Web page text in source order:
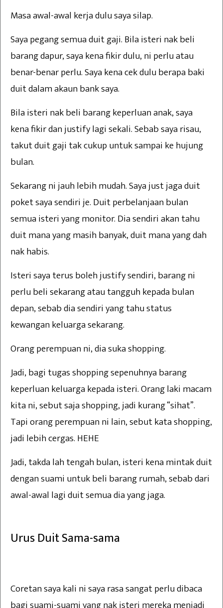
Masa awal-awal kerja dulu saya silap.
Saya pegang semua duit gaji. Bila isteri nak beli
barang dapur, saya kena fikir dulu, ni perlu atau
benar-benar perlu. Saya kena cek dulu berapa baki
duit dalam akaun bank saya.
Bila isteri nak beli barang keperluan anak, saya
kena fikir dan justify lagi sekali. Sebab saya risau,
takut duit gaji tak cukup untuk sampai ke hujung
bulan.
Sekarang ni jauh lebih mudah. Saya just jaga duit
poket saya sendiri je. Duit perbelanjaan bulan
semua isteri yang monitor. Dia sendiri akan tahu
duit mana yang masih banyak, duit mana yang dah
nak habis.
Isteri saya terus boleh justify sendiri, barang ni
perlu beli sekarang atau tangguh kepada bulan
depan, sebab dia sendiri yang tahu status
kewangan keluarga sekarang.
Orang perempuan ni, dia suka shopping.
Jadi, bagi tugas shopping sepenuhnya barang
keperluan keluarga kepada isteri. Orang laki macam
kita ni, sebut saja shopping, jadi kurang “sihat”.
Tapi orang perempuan ni lain, sebut kata shopping,
jadi lebih cergas. HEHE
Jadi, takda lah tengah bulan, isteri kena mintak duit
dengan suami untuk beli barang rumah, sebab dari
awal-awal lagi duit semua dia yang jaga.
Urus Duit Sama-sama
Coretan saya kali ni saya rasa sangat perlu dibaca